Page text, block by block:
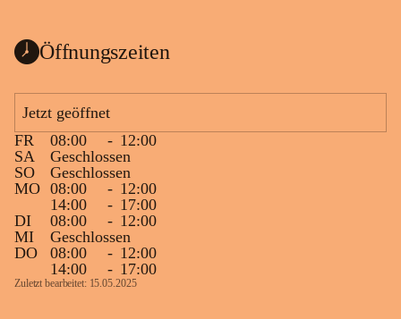
Öffnungszeiten
Jetzt geöffnet
FR
08:00 - 12:00
SA
Geschlossen
SO
Geschlossen
MO 08:00 - 12:00
14:00
- 17:00
DI
08:00 - 12:00
MI
Geschlossen
DO
08:00 - 12:00
14:00
- 17:00
Zuletzt bearbeitet: 15.05.2025